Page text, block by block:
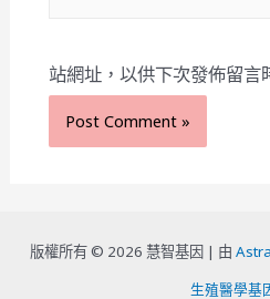
站網址，以供下次發佈留言
版權所有 © 2026 慧智基因 | 由
生殖醫學基